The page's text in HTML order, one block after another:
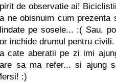
de observatie ai!
ne obisnuim cum prezenta
pe sosele... :( Sau,
inchide drumul pentru civili.
cate aberatii pe zi imi
sa ma refer... si ajung
:)